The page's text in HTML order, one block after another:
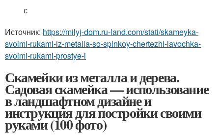
с
Источник: https://milyj-dom.ru-land.com/stati/skameyka-
svoimi-rukami-iz-metalla-so-spinkoy-chertezhi-lavochka-
svoimi-rukami-prostye-i
Скамейки из металла и дерева.
Садовая скамейка — использование
в ландшафтном дизайне и
инструкция для постройки своими
руками (100 фото)